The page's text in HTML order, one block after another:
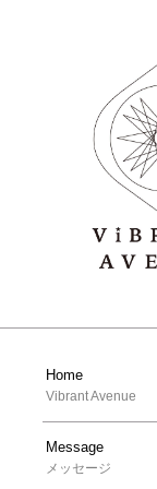
Home
Vibrant Avenue
Message
メッセージ